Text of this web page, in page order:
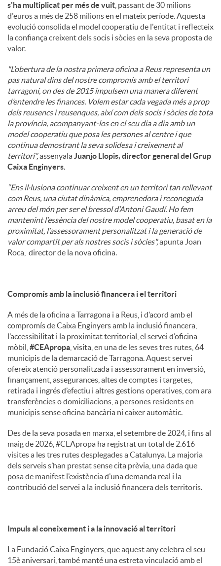
s'ha multiplicat per més de vuit , passant de 30 milions
d'euros a més de 258 milions en el mateix període. Aquesta
evolució consolida el model cooperatiu de l'entitat i reflecteix
la confiança creixent dels socis i sòcies en la seva proposta de
valor.
"L’obertura de la nostra primera oficina a Reus representa un
pas natural dins del nostre compromís amb el territori
tarragoní, on des de 2015 impulsem una manera diferent
d’entendre les finances. Volem estar cada vegada més a prop
dels reusencs i reusenques, així com dels socis i sòcies de tota
la província, acompanyant-los en el seu dia a dia amb un
model cooperatiu que posa les persones al centre i que
continua demostrant la seva solidesa i creixement al
territori”,assenyalaJuanjo Llopis, director general del Grup
Caixa Enginyers.
“Ens il·lusiona continuar creixent en un territori tan rellevant
com Reus, una ciutat dinàmica, emprenedora i reconeguda
arreu del món per ser el bressol d’Antoni Gaudí. Ho fem
mantenint l’essència del nostre model cooperatiu, basat en la
proximitat, l’assessorament personalitzat i la generació de
valor compartit per als nostres socis i sòcies",apunta Joan
Roca, director de la nova oficina.
Compromís amb la inclusió financera i el territori
A més de la oficina a Tarragona i a Reus, i d’acord amb el
compromís de Caixa Enginyers amb la inclusió financera,
l’accessibilitat i la proximitat territorial, el servei d’oficina
mòbil, #CEApropa , visita, en una de les seves tres rutes, 64
municipis de la demarcació de Tarragona. Aquest servei
ofereix atenció personalitzada i assessorament en inversió,
finançament, assegurances, altes de comptes i targetes,
retirada i ingrés d’efectiu i altres gestions operatives, com ara
transferències o domiciliacions, a persones residents en
municipis sense oficina bancària ni caixer automàtic.
Des de la seva posada en marxa, el setembre de 2024, i fins al
maig de 2026, #CEApropa ha registrat un total de 2.616
visites a les tres rutes desplegades a Catalunya. La majoria
dels serveis s’han prestat sense cita prèvia, una dada que
posa de manifest l’existència d’una demanda real i la
contribució del servei a la inclusió financera dels territoris.
Impuls al coneixement i a la innovació al territori
La Fundació Caixa Enginyers, que aquest any celebra el seu
15è aniversari, també manté una estreta vinculació amb el